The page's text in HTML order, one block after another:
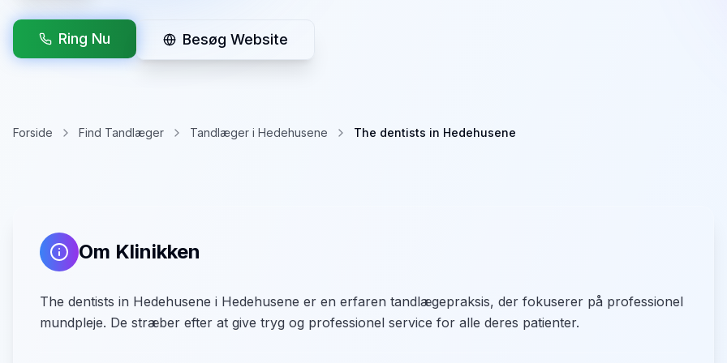
Ring Nu Besøg Website
Forside Find Tandlæger Tandlæger i Hedehusene The dentists in Hedehusene
Om Klinikken
The dentists in Hedehusene i Hedehusene er en erfaren tandlægepraksis, der fokuserer på professionel
mundpleje. De stræber efter at give tryg og professionel service for alle deres patienter.